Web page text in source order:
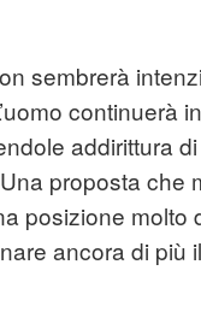
sembrerà
continuerà
addirittura
proposta che
posizione molto
ancora di più